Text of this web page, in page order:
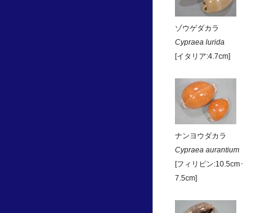
ゾウゲダカラ
Cypraea lurida
[イタリア:4.7cm]
ナンヨウダカラ
Cypraea aurantium
[フィリピン:10.5cm･
7.5cm]